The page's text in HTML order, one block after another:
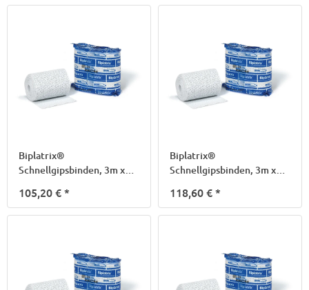
Biplatrix®
Schnellgipsbinden, 3m x
105,20 €*
Biplatrix®
Schnellgipsbinden, 3m x
118,60 €*